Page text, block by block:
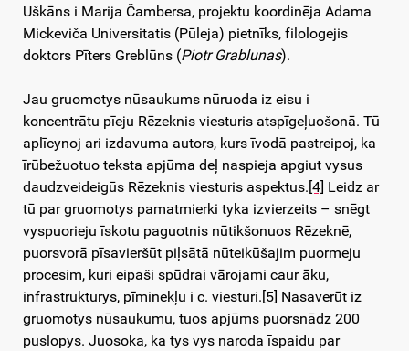
Uškāns i Marija Čambersa, projektu koordinēja Adama
Mickeviča Universitatis (Pūleja) pietnīks, filologejis
doktors Pīters Greblūns (Piotr Grablunas).
Jau gruomotys nūsaukums nūruoda iz eisu i
koncentrātu pīeju Rēzeknis viesturis atspīgeļuošonā. Tū
aplīcynoj ari izdavuma autors, kurs īvodā pastreipoj, ka
īrūbežuotuo teksta apjūma deļ naspieja apgiut vysus
daudzveideigūs Rēzeknis viesturis aspektus. [4] Leidz ar
tū par gruomotys pamatmierki tyka izvierzeits – snēgt
vyspuorieju īskotu paguotnis nūtikšonuos Rēzeknē,
puorsvorā pīsavieršūt piļsātā nūteikūšajim puormeju
procesim, kuri eipaši spūdrai vārojami caur āku,
infrastrukturys, pīminekļu i c. viesturi. [5] Nasaverūt iz
gruomotys nūsaukumu, tuos apjūms puorsnādz 200
puslopys. Juosoka, ka tys vys naroda īspaidu par